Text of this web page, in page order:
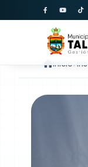
Inicio